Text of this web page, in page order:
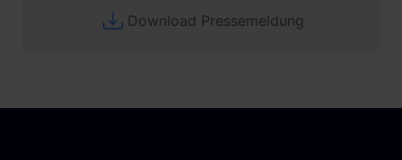
Download Pressemeldung